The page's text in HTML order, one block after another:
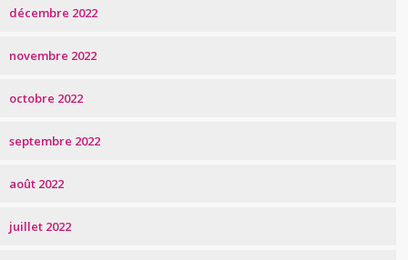
décembre 2022
novembre 2022
octobre 2022
septembre 2022
août 2022
juillet 2022